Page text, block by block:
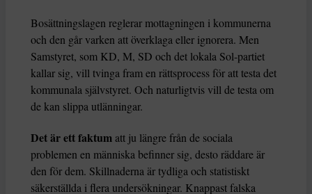
Bosättningslagen reglerar mottagningen i kommunerna
och den går varken att överklaga eller ignorera. Men
Samstyret, som KD, M, SD och det lokala Sol-partiet
kallar sig, vill tvinga fram en rättsprocess för att testa det
kommunala självstyret. Och naturligtvis vill de testa om
de kan slippa utlänningar.
Det är ett faktumatt ju längre från de sociala
problemen en människa befinner sig, desto räddare är
den för dem. Skillnaderna är tydliga och statistiskt
säkerställda i flera undersökningar. Knappast falska